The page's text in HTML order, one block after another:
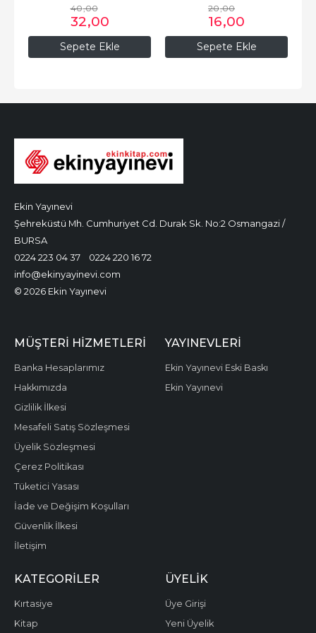
Sepete Ekle
40,00
32,00
Sepete Ekle
20,00
16,00
Ekin Yayınevi
Şehreküstü Mh. Cumhuriyet Cd. Durak Sk. No:2 Osmangazi /
BURSA
0224 223 04 37
0224 220 16 72
info@ekinyayinevi.com
© 2026 Ekin Yayınevi
MÜŞTERI HIZMETLERI
Banka Hesaplarımız
Hakkımızda
Gizlilik İlkesi
Mesafeli Satış Sözleşmesi
Üyelik Sözleşmesi
Çerez Politikası
Tüketici Yasası
İade ve Değişim Koşulları
Güvenlik İlkesi
İletişim
YAYINEVLERI
Ekin Yayınevi Eski Baskı
Ekin Yayınevi
KATEGORILER
Kırtasiye
Kitap
ÜYELIK
Üye Girişi
Yeni Üyelik